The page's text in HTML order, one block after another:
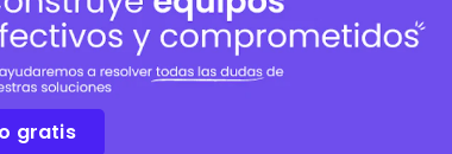
gratis